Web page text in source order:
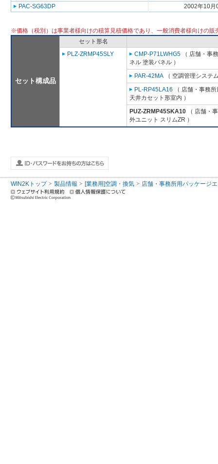
PAC-SG63DP
2002年10月
※価格（税別）は事業者様向けの積算見積価格であり、一般消費者様向けの販
セット構成品
セット形名
PLZ-ZRMP45SLY
CMP-P71LWHG5 （ 店舗・事
ネル 塗装パネル ）
PAR-42MA （ 空調管理システ
PL-RP45LA16 （ 店舗・事務
天井カセット形室内 ）
PUZ-ZRMP45SKA10 （ 店舗・
外ユニット スリムZR ）
WIN2Kトップ 製品情報 [業務用]空調・換気 店舗・事務所用パッケージ